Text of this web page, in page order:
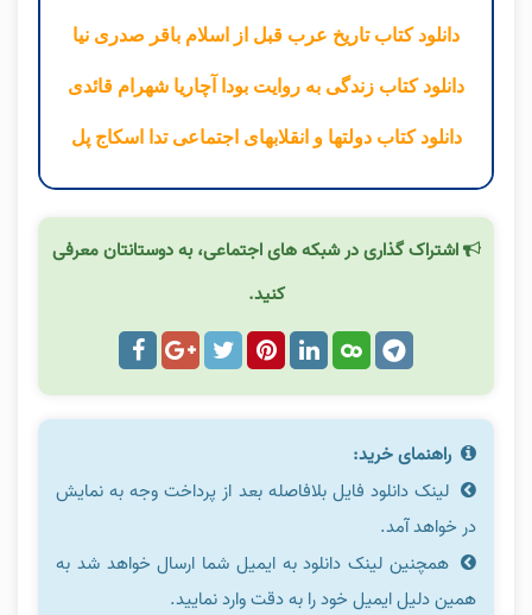
دانلود کتاب تاریخ عرب قبل از اسلام باقر صدری نیا
دانلود کتاب زندگی به روایت بودا آچاریا شهرام قائدی
دانلود کتاب دولتها و انقلابهای اجتماعی تدا اسکاج پل
اشتراک گذاری در شبکه های اجتماعی، به دوستانتان معرفی
کنید.
راهنمای خرید:
لینک دانلود فایل بلافاصله بعد از پرداخت وجه به نمایش
در خواهد آمد.
همچنین لینک دانلود به ایمیل شما ارسال خواهد شد به
همین دلیل ایمیل خود را به دقت وارد نمایید.